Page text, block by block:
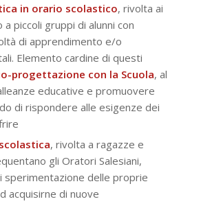
in orario scolastico, rivolta ai
a piccoli gruppi di alunni con
di apprendimento e/o
Elemento cardine di questi
progettazione con la Scuola, al
educative e promuovere
di rispondere alle esigenze dei
, rivolta a ragazze e
gli Oratori Salesiani,
sperimentazione delle proprie
acquisirne di nuove